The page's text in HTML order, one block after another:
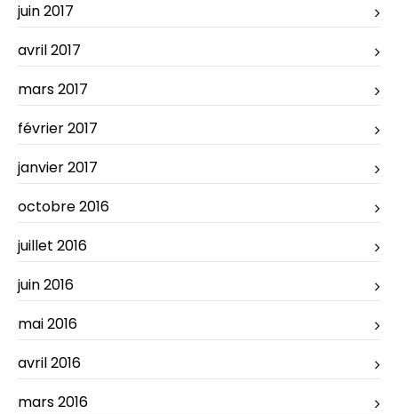
juin 2017
avril 2017
mars 2017
février 2017
janvier 2017
octobre 2016
juillet 2016
juin 2016
mai 2016
avril 2016
mars 2016